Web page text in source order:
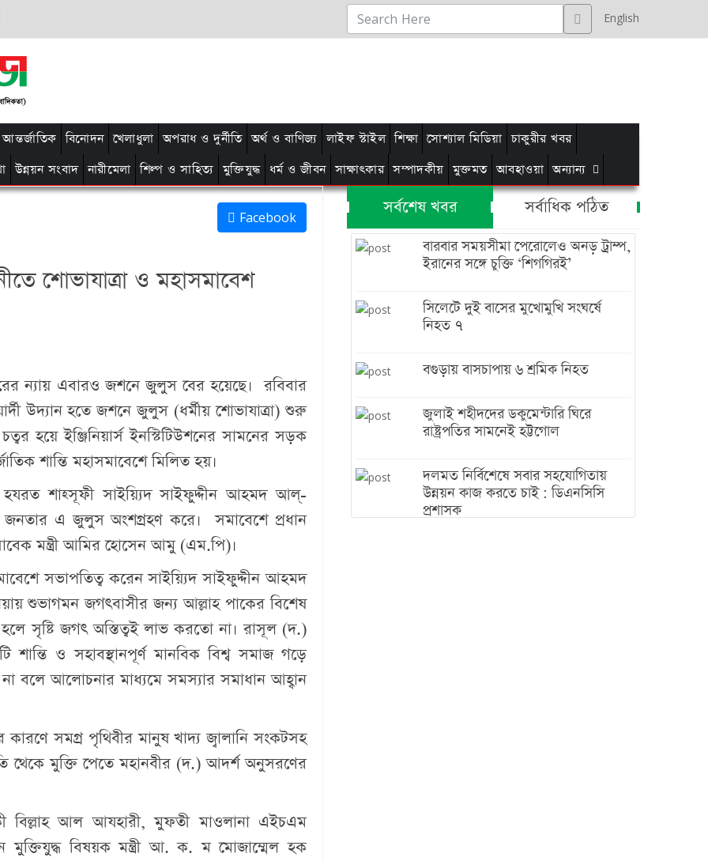
English
আন্তর্জাতিক বিনোদন খেলাধুলা অপরাধ ও দুর্নীতি অর্থ ও বাণিজ্য লাইফ স্টাইল শিক্ষা সোশ্যাল মিডিয়া চাকুরীর খবর
উন্নয়ন সংবাদ নারীমেলা শিল্প ও সাহিত্য মুক্তিযুদ্ধ ধর্ম ও জীবন সাক্ষাৎকার সম্পাদকীয় মুক্তমত আবহাওয়া অন্যান্য
Facebook
শোভাযাত্রা ও মহাসমাবেশ
ন্যায় এবারও জশনে জুলুস বের হয়েছে। রবিবার
উদ্যান হতে জশনে জুলুস (ধর্মীয় শোভাযাত্রা) শুরু
হয়ে ইঞ্জিনিয়ার্স ইনস্টিটিউশনের সামনের সড়ক
শান্তি মহাসমাবেশে মিলিত হয়।
হযরত শাহ্সূফী সাইয়্যিদ সাইফুদ্দীন আহমদ আল্-
জনতার এ জুলুস অংশগ্রহণ করে। সমাবেশে প্রধান
মন্ত্রী আমির হোসেন আমু (এম.পি)।
সভাপতিত্ব করেন সাইয়্যিদ সাইফুদ্দীন আহমদ
শুভাগমন জগৎবাসীর জন্য আল্লাহ পাকের বিশেষ
সৃষ্টি জগৎ অস্তিত্বই লাভ করতো না। রাসূল (দ.)
ও সহাবস্থানপূর্ণ মানবিক বিশ্ব সমাজ গড়ে
না বলে আলোচনার মাধ্যমে সমস্যার সমাধান আহ্বান
কারণে সমগ্র পৃথিবীর মানুষ খাদ্য জ্বালানি সংকটসহ
থেকে মুক্তি পেতে মহানবীর (দ.) আদর্শ অনুসরণের
বিল্লাহ আল আযহারী, মুফতী মাওলানা এইচএম
মুক্তিযুদ্ধ বিষয়ক মন্ত্রী আ. ক. ম মোজাম্মেল হক
সর্বশেষ খবর সর্বাধিক পঠিত
বারবার সময়সীমা পেরোলেও অনড় ট্রাম্প,
ইরানের সঙ্গে চুক্তি ‘শিগগিরই’
সিলেটে দুই বাসের মুখোমুখি সংঘর্ষে
নিহত ৭
বগুড়ায় বাসচাপায় ৬ শ্রমিক নিহত
জুলাই শহীদদের ডকুমেন্টারি ঘিরে
রাষ্ট্রপতির সামনেই হট্টগোল
দলমত নির্বিশেষে সবার সহযোগিতায়
উন্নয়ন কাজ করতে চাই : ডিএনসিসি
প্রশাসক